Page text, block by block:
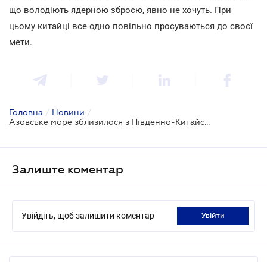
що володіють ядерною зброєю, явно не хочуть. При
цьому китайці все одно повільно просуваються до своєї
мети.
Головна / Новини /
Азовське море зблизилося з Південно-Китайським
Залиште коментар
Увійдіть, щоб залишити коментар увійти